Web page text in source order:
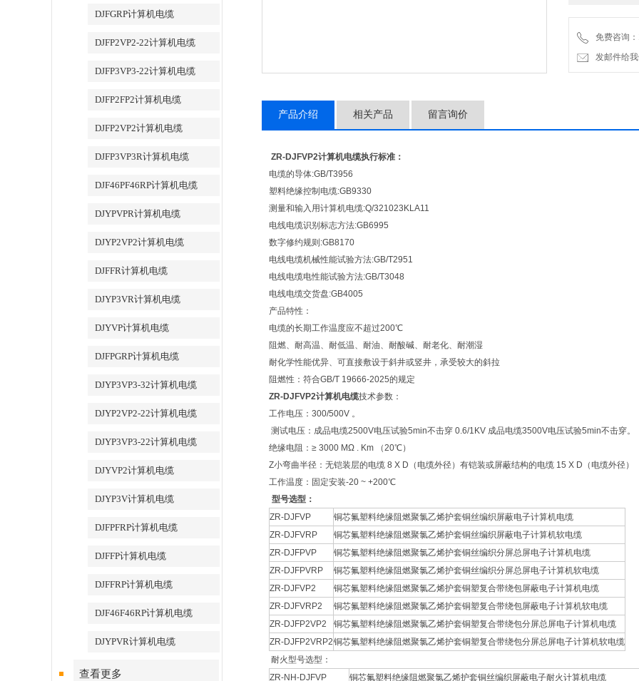
DJFGRP计算机电缆
DJFP2VP2-22计算机电缆
DJFP3VP3-22计算机电缆
DJFP2FP2计算机电缆
DJFP2VP2计算机电缆
DJFP3VP3R计算机电缆
DJF46PF46RP计算机电缆
DJYPVPR计算机电缆
DJYP2VP2计算机电缆
DJFFR计算机电缆
DJYP3VR计算机电缆
DJYVP计算机电缆
DJFPGRP计算机电缆
DJYP3VP3-32计算机电缆
DJYP2VP2-22计算机电缆
DJYP3VP3-22计算机电缆
DJYVP2计算机电缆
DJYP3V计算机电缆
DJFPFRP计算机电缆
DJFFP计算机电缆
DJFFRP计算机电缆
DJF46F46RP计算机电缆
DJYPVR计算机电缆
查看更多
免费咨询
发邮件给我
产品介绍 相关产品 留言询价
ZR-DJFVP2计算机电缆执行标准：
电缆的导体:GB/T3956
塑料绝缘控制电缆:GB9330
测量和输入用计算机电缆:Q/321023KLA11
电线电缆识别标志方法:GB6995
数字修约规则:GB8170
电线电缆机械性能试验方法:GB/T2951
电线电缆电性能试验方法:GB/T3048
电线电缆交货盘:GB4005
产品特性：
电缆的长期工作温度应不超过200℃
阻燃、耐高温、耐低温、耐油、耐酸碱、耐老化、耐潮湿
耐化学性能优异、可直接敷设于斜井或竖井，承受较大的斜拉
阻燃性：符合GB/T 19666-2025的规定
ZR-DJFVP2计算机电缆技术参数：
工作电压：300/500V 。
测试电压：成品电缆2500V电压试验5min不击穿 0.6/1KV 成品电缆3500V电压试验5min不击穿。
绝缘电阻：≥ 3000 MΩ . Km （20℃）
Z小弯曲半径：无铠装层的电缆 8 X D（电缆外径）有铠装或屏蔽结构的电缆 15 X D（电缆外径）
工作温度：固定安装-20 ~ +200℃
型号选型：
ZR-DJFVP
铜芯氟塑料绝缘阻燃聚氯乙烯护套铜丝编织屏蔽电子计算机电缆
ZR-DJFVRP
铜芯氟塑料绝缘阻燃聚氯乙烯护套铜丝编织屏蔽电子计算机软电缆
ZR-DJFPVP
铜芯氟塑料绝缘阻燃聚氯乙烯护套铜丝编织分屏总屏电子计算机电缆
ZR-DJFPVRP
铜芯氟塑料绝缘阻燃聚氯乙烯护套铜丝编织分屏总屏电子计算机软电缆
ZR-DJFVP2
铜芯氟塑料绝缘阻燃聚氯乙烯护套铜塑复合带绕包屏蔽电子计算机电缆
ZR-DJFVRP2
铜芯氟塑料绝缘阻燃聚氯乙烯护套铜塑复合带绕包屏蔽电子计算机软电缆
ZR-DJFP2VP2
铜芯氟塑料绝缘阻燃聚氯乙烯护套铜塑复合带绕包分屏总屏电子计算机电缆
ZR-DJFP2VRP2铜芯氟塑料绝缘阻燃聚氯乙烯护套铜塑复合带绕包分屏总屏电子计算机软电缆
耐火型号选型：
ZR-NH-DJFVP
铜芯氟塑料绝缘阻燃聚氯乙烯护套铜丝编织屏蔽电子耐火计算机电缆